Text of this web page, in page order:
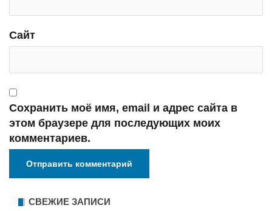
Сайт
Сохранить моё имя, email и адрес сайта в
этом браузере для последующих моих
комментариев.
СВЕЖИЕ ЗАПИСИ